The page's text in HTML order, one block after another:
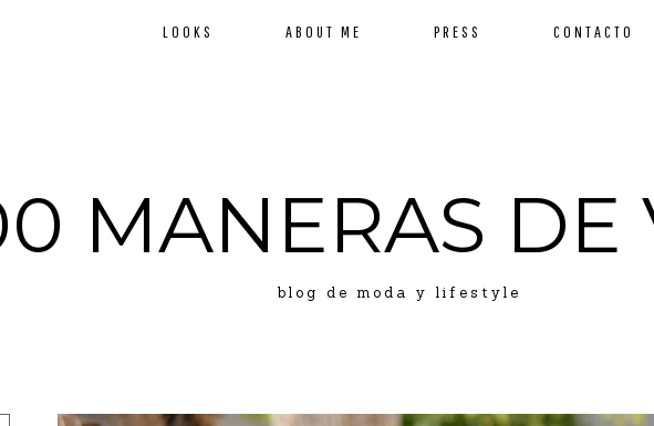
MANERAS DE
blog de moda y lifestyle
LOOKS ABOUT ME PRESS CONTACTO